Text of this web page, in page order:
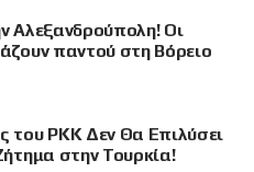
Αλεξανδρούπολη! Οι
παντού στη Βόρειο
του PKK Δεν Θα Επιλύσει
στην Τουρκία!